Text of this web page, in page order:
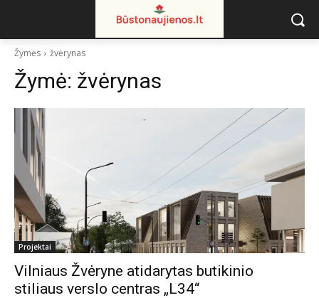
Žymės žvėrynas
Žymė: žvėrynas
Projektai
Vilniaus Žvėryne atidarytas butikinio
stiliaus verslo centras „L34“